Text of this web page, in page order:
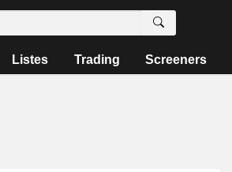
Listes Trading Screeners